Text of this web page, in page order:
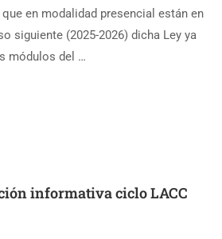
en modalidad presencial están en
siguiente (2025-2026) dicha Ley ya
módulos del …
informativa ciclo LACC